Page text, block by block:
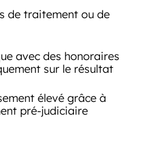
de traitement ou de
avec des honoraires
sur le résultat
élevé grâce à
pré-judiciaire